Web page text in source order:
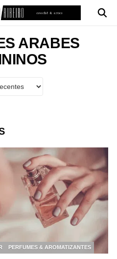
ARABES
PERFUMES & AROMATIZANTES